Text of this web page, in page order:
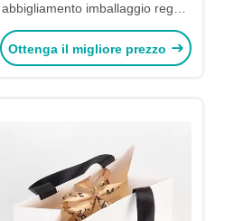
abbigliamento imballaggio regalo
borsa da acquisto personalizzato
marchio logo
Ottenga il migliore prezzo